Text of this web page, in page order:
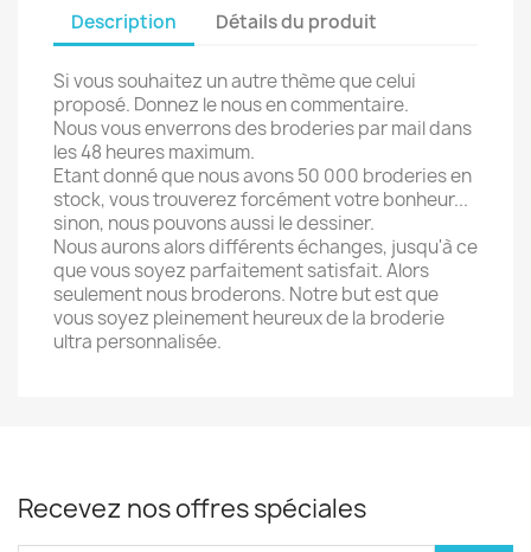
Description Détails du produit
Si vous souhaitez un autre thème que celui
proposé. Donnez le nous en commentaire.
Nous vous enverrons des broderies par mail dans
les 48 heures maximum.
Etant donné que nous avons 50 000 broderies en
stock, vous trouverez forcément votre bonheur...
sinon, nous pouvons aussi le dessiner.
Nous aurons alors différents échanges, jusqu'à ce
que vous soyez parfaitement satisfait. Alors
seulement nous broderons. Notre but est que
vous soyez pleinement heureux de la broderie
ultra personnalisée.
Recevez nos offres spéciales